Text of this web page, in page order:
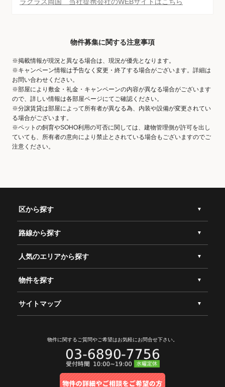
ラクラス両国 当社提携会社のWEBサイトはこちら
物件募集に関する注意事項
※掲載情報が現況と異なる場合は、現況が優先となります。
※キャンペーン情報は予告なく変更・終了する場合がございます。詳細は
お問い合わせください。
※部屋により敷金・礼金・キャンペーンの内容が異なる場合がございます
ので、詳しい情報は各部屋ページにてご確認ください。
※分譲賃貸は部屋によって所有者が異なる為、内装や設備が変更されてい
る場合がございます。
※ペットの飼育やSOHO利用の可否に関しては、建物管理側が許可を出し
ていても、所有者の意向により禁止とされている場合もございますのでご
注意ください。
区から探す
路線から探す
人気のエリアから探す
物件を探す
サイトマップ
物件に関するご質問やご希望はお気軽にお問合せ下さい。